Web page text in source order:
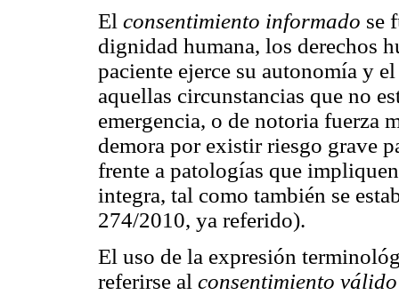
El consentimiento informado se
dignidad humana, los derechos
paciente ejerce su autonomía y
aquellas circunstancias que no
emergencia, o de notoria fuerza
demora por existir riesgo grave
frente a patologías que
integra, tal como también se
274/2010, ya referido).
El uso de la expresión
referirse al consentimiento